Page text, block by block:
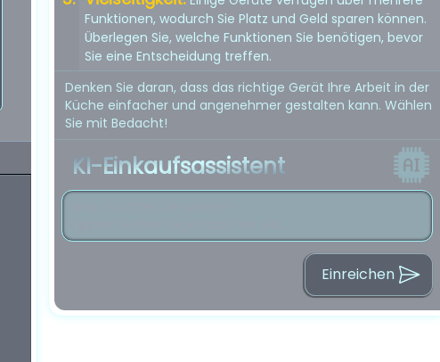
Funktionen, wodurch Sie Platz und Geld sparen können.
Überlegen Sie, welche Funktionen Sie benötigen, bevor
Sie eine Entscheidung treffen.
Denken Sie daran, dass das richtige Gerät Ihre Arbeit in der
Küche einfacher und angenehmer gestalten kann. Wählen
Sie mit Bedacht!
KI-Einkaufsassistent
Einreichen